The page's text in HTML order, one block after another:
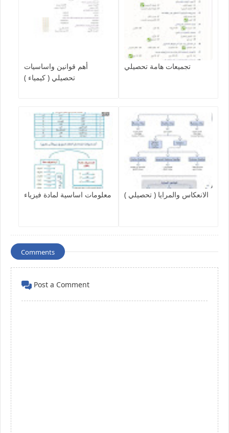
أهم قوانين واساسيات
تحصيلي ( كيمياء )
تجميعات هامة تحصيلي
معلومات اساسية لمادة فيزياء الانعكاس والمرايا ( تحصيلي )
Comments
Post a Comment